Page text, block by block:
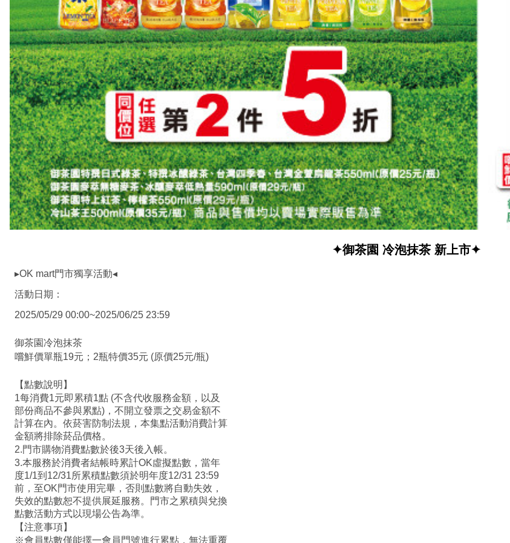
✦御茶園 冷泡抹茶 新上市✦
▸OK mart門市獨享活動◂
活動日期：
2025/05/29 00:00~2025/06/25 23:59
御茶園冷泡抹茶
嚐鮮價單瓶19元；2瓶特價35元 (原價25元/瓶)
【點數說明】
1每消費1元即累積1點 (不含代收服務金額，以及
部份商品不參與累點)，不開立發票之交易金額不
計算在內。依菸害防制法規，本集點活動消費計算
金額將排除菸品價格。
2.門市購物消費點數於後3天後入帳。
3.本服務於消費者結帳時累計OK虛擬點數，當年
度1/1到12/31所累積點數須於明年度12/31 23:59
前，至OK門市使用完畢，否則點數將自動失效，
失效的點數恕不提供展延服務。門市之累積與兌換
點數活動方式以現場公告為準。
【注意事項】
※會員點數僅能擇一會員門號進行累點，無法重覆